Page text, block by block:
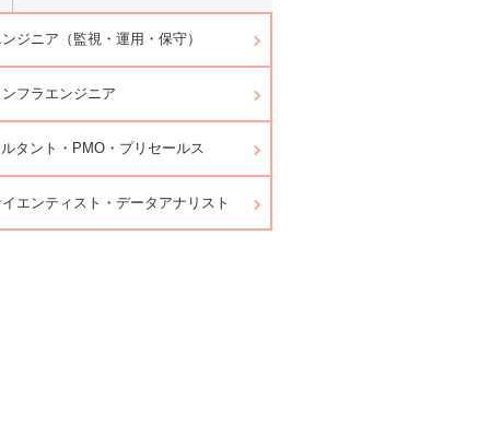
ジニア（監視・運用・保守）
フラエンジニア
タント・PMO・プリセールス
エンティスト・データアナリスト